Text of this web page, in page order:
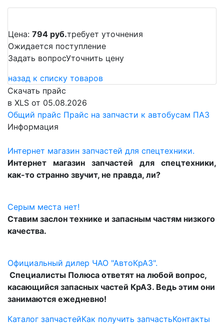
Цена: 794 руб.требует уточнения
Ожидается поступление
Задать вопросУточнить цену
назад к списку товаров
Скачать прайс
в XLS от 05.08.2026
Общий прайс Прайс на запчасти к автобусам ПАЗ
Информация
Интернет магазин запчастей для спецтехники.
Интернет магазин запчастей для спецтехники,
как-то странно звучит, не правда, ли?
Серым места нет!
Ставим заслон технике и запасным частям низкого
качества.
Официальный дилер ЧАО "АвтоКрАЗ".
Специалисты Полюса ответят на любой вопрос,
касающийся запасных частей КрАЗ. Ведь этим они
занимаются ежедневно!
Каталог запчастейКак получить запчастьКонтакты